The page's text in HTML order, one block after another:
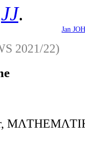
JJ.
Jan
2021/22)